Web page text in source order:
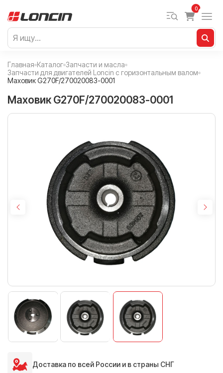
0
Главная Каталог Запчасти и масла
Запчасти для двигателей Loncin с горизонтальным валом
Маховик G270F/270020083-0001
Доставка по всей России и в страны СНГ
Маховик G270F/270020083-0001